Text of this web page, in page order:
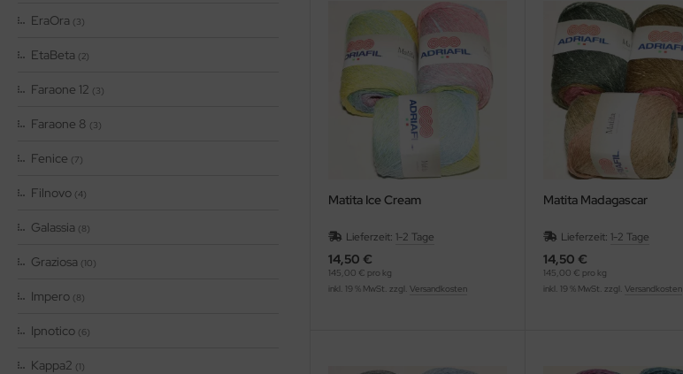
EraOra (3)
EtaBeta (2)
Faraone 12 (3)
Faraone 8 (3)
Fenice (7)
Filnovo (4)
Galassia (8)
Graziosa (10)
Impero (8)
Ipnotico (6)
Kappa2 (1)
Matita Ice Cream
Lieferzeit: 1-2 Tage
14,50 €
145,00 € pro kg
inkl. 19 % MwSt. zzgl. Versandkosten
Matita Madagascar
Lieferzeit:1-2 Tage
14,50 €
145,00 € pro kg
inkl. 19 % MwSt. zzgl.Versandkosten